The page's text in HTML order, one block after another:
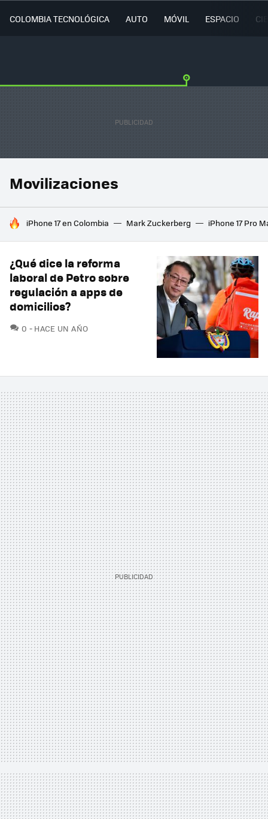
COLOMBIA TECNOLÓGICA AUTO MÓVIL ESPACIO
Movilizaciones
HOY SE HABLA DE
iPhone 17 en Colombia Mark Zuckerberg iPhone 17 Pro
¿Qué dice la reforma
laboral de Petro sobre
regulación a apps de
domicilios?
0 COMENTARIOS
HACE UN AÑO